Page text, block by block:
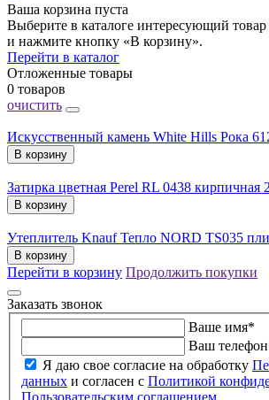
Ваша корзина пуста
Выберите в каталоге интересующий товар
и нажмите кнопку «В корзину».
Перейти в каталог
Отложенные товары
0 товаров
очистить
Искусственный камень White Hills Рока
В корзину
Затирка цветная Perel RL 0438 кирпичная
В корзину
Утеплитель Knauf Тепло NORD TS035
В корзину
Перейти в корзину Продолжить покупки
Заказать звонок
Ваше имя*
Ваш телефон
Я даю свое согласие на обработку
данных и согласен с Политикой